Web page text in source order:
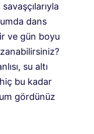
dans
ve gün boyu
su altı
bu kadar
gördünüz